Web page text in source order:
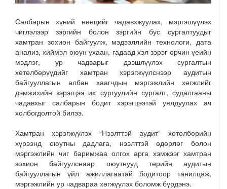
Салбарын хүний нөөцийг чадавхжуулах, мэргэшүүлэх
чиглэлээр зэргийн болон зэргийн бус сургалтуудыг
хамтран зохион байгуулж, мэдээллийн технологи, дата
анализ, хиймэл оюун ухаан, гадаад хэл зэрэг орчин үеийн
мэдлэг, ур чадварыг дээшлүүлэх сургалтын
хөтөлбөрүүдийг хамтран хэрэгжүүлснээр аудитын
байгууллагын албан хаагчдын мэргэжлийн хөгжлийг
дэмжихийн зэрэгцээ их сургуулийн сургалт, судалгааны
чадавхыг салбарын бодит хэрэгцээтэй уялдуулах ач
холбогдолтой билээ.
Хамтран хэрэгжүүлэх “Нээлттэй аудит” хөтөлбөрийн
хүрээнд оюутны дадлага, нээлттэй өдөрлөг болон
мэргэжлийн чиг баримжаа олгох арга хэмжээг хамтран
зохион байгуулснаар оюутнууд төрийн аудитын
байгууллагын үйл ажиллагаатай бодитоор танилцаж,
мэргэжлийн ур чадвараа хөгжүүлэх боломж бүрдэнэ.